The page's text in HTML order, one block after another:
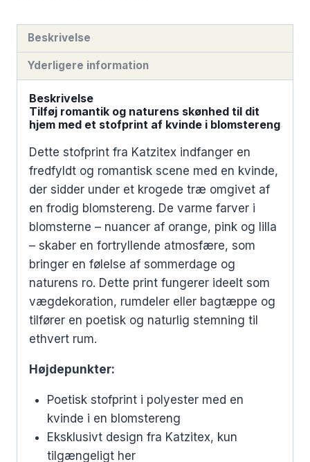
Beskrivelse
Yderligere information
Beskrivelse
Tilføj romantik og naturens skønhed til dit
hjem med et stofprint af kvinde i blomstereng
Dette stofprint fra Katzitex indfanger en
fredfyldt og romantisk scene med en kvinde,
der sidder under et krogede træ omgivet af
en frodig blomstereng. De varme farver i
blomsterne – nuancer af orange, pink og lilla
– skaber en fortryllende atmosfære, som
bringer en følelse af sommerdage og
naturens ro. Dette print fungerer ideelt som
vægdekoration, rumdeler eller bagtæppe og
tilfører en poetisk og naturlig stemning til
ethvert rum.
Højdepunkter:
Poetisk stofprint i polyester med en
kvinde i en blomstereng
Eksklusivt design fra Katzitex, kun
tilgængeligt her